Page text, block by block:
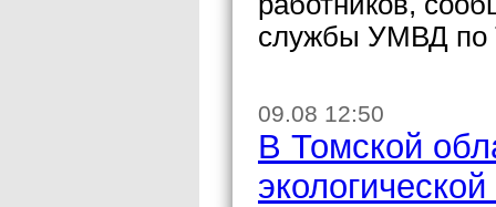
службы УМВД по
09.08 12:50
В Томской
экологической